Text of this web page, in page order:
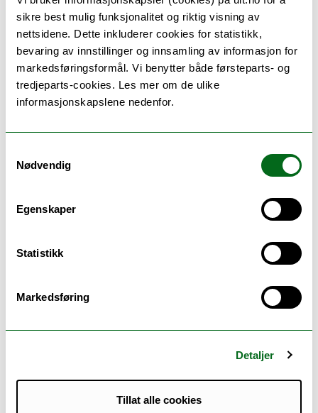
sikre best mulig funksjonalitet og riktig visning av
nettsidene. Dette inkluderer cookies for statistikk,
bevaring av innstillinger og innsamling av informasjon for
markedsføringsformål. Vi benytter både førsteparts- og
tredjeparts-cookies. Les mer om de ulike
informasjonskapslene nedenfor.
Nødvendig
Egenskaper
Statistikk
Markedsføring
Detaljer
Tillat alle cookies
professor Timothy Walsh, som også
besøkte Tromsø forrige uke.
Han har sett hvordan antibiotikaresistens
tar liv. Han jobber i Asia med nettopp
denne problematikken, med disse
helsepersonellet.
Professor Timothy Walsh var i Tromsø og fortalte
globalt.
– Det er krise!
bekymret for. Der er problemene
er også Kina og Pakistan under trekanten
– Det er krise! sier han og nevner de store